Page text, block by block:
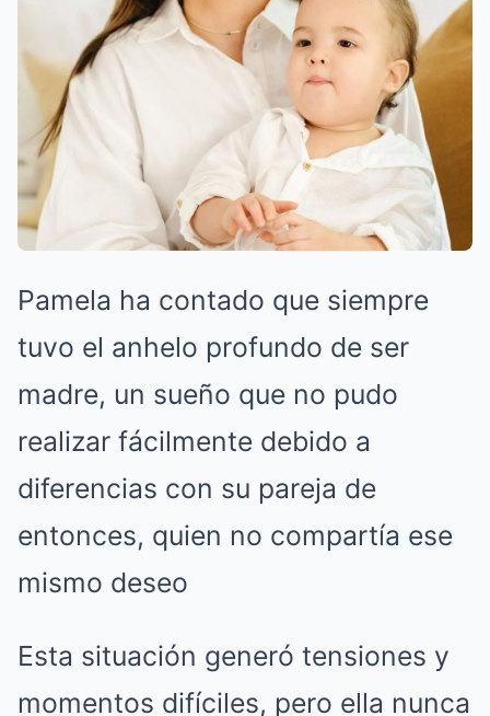
Pamela ha contado que siempre
tuvo el anhelo profundo de ser
madre, un sueño que no pudo
realizar fácilmente debido a
diferencias con su pareja de
entonces, quien no compartía ese
mismo deseo
Esta situación generó tensiones y
momentos difíciles, pero ella nunca